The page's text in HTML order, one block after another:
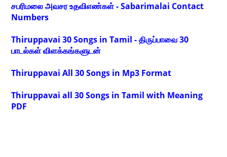
சபரிமலை அவசர உதவிஎண்கள் - Sabarimalai Contact
Numbers
Thiruppavai 30 Songs in Tamil - திருப்பாவை 30
பாடல்கள் விளக்கங்களுடன்
Thiruppavai All 30 Songs in Mp3 Format
Thiruppavai all 30 Songs in Tamil with Meaning
PDF